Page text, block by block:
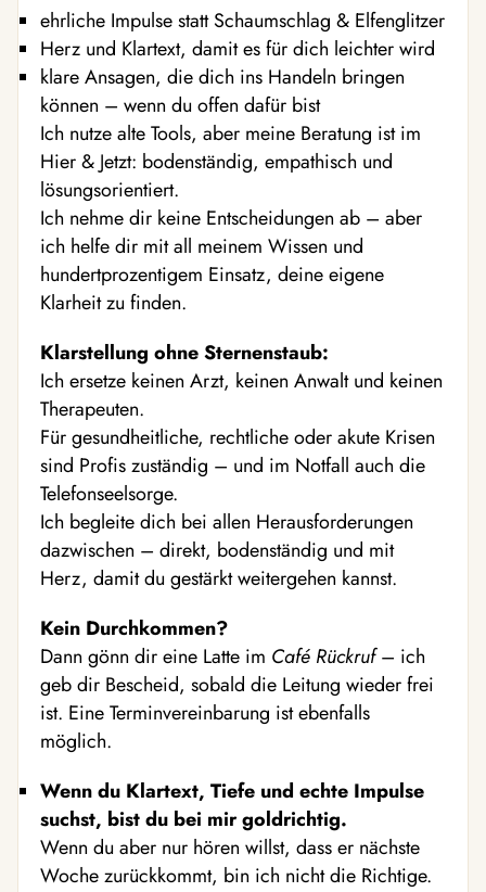
ehrliche Impulse statt Schaumschlag & Elfenglitzer
Herz und Klartext, damit es für dich leichter wird
klare Ansagen, die dich ins Handeln bringen
können – wenn du offen dafür bist
Ich nutze alte Tools, aber meine Beratung ist im
Hier & Jetzt: bodenständig, empathisch und
lösungsorientiert.
Ich nehme dir keine Entscheidungen ab – aber
ich helfe dir mit all meinem Wissen und
hundertprozentigem Einsatz, deine eigene
Klarheit zu finden.
Klarstellung ohne Sternenstaub:
Ich ersetze keinen Arzt, keinen Anwalt und keinen
Therapeuten.
Für gesundheitliche, rechtliche oder akute Krisen
sind Profis zuständig – und im Notfall auch die
Telefonseelsorge.
Ich begleite dich bei allen Herausforderungen
dazwischen – direkt, bodenständig und mit
Herz, damit du gestärkt weitergehen kannst.
Kein Durchkommen?
Dann gönn dir eine Latte im Café Rückruf– ich
geb dir Bescheid, sobald die Leitung wieder frei
ist. Eine Terminvereinbarung ist ebenfalls
möglich.
Wenn du Klartext, Tiefe und echte Impulse
suchst, bist du bei mir goldrichtig.
Wenn du aber nur hören willst, dass er nächste
Woche zurückkommt, bin ich nicht die Richtige.